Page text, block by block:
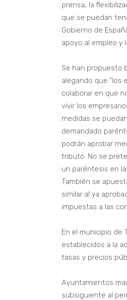
prensa, la
que se puedan
Gobierno de
apoyo al empleo y
Se han propuesto
alegando que "los
colaborar en que
vivir los
medidas se
demandado
podrán aprobar
tributo. No se
un paréntesis en
También se
similar al ya
impuestas a las
En el municipio de
establecidos a la
tasas y precios
Ayuntamientos
subsiguiente al